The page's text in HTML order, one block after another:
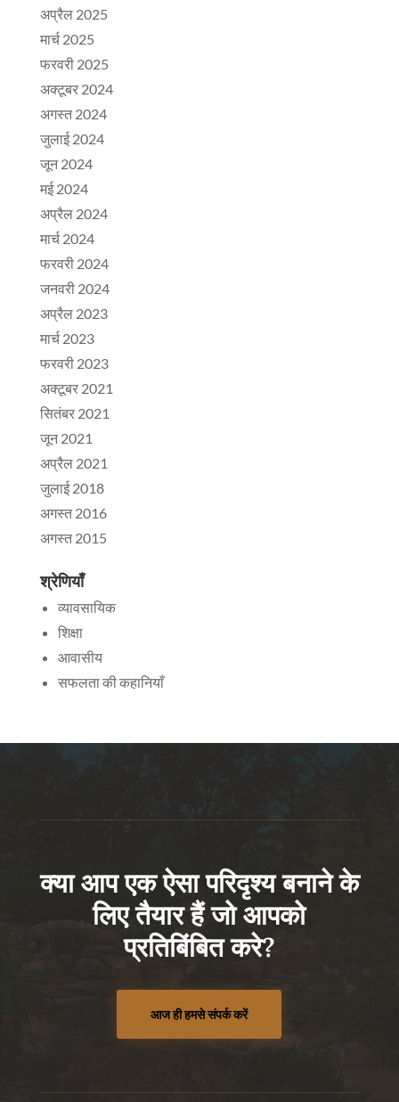
अप्रैल 2025
मार्च 2025
फरवरी 2025
अक्टूबर 2024
अगस्त 2024
जुलाई 2024
जून 2024
मई 2024
अप्रैल 2024
मार्च 2024
फरवरी 2024
जनवरी 2024
अप्रैल 2023
मार्च 2023
फरवरी 2023
अक्टूबर 2021
सितंबर 2021
जून 2021
अप्रैल 2021
जुलाई 2018
अगस्त 2016
अगस्त 2015
श्रेणियाँ
व्यावसायिक
शिक्षा
आवासीय
सफलता की कहानियाँ
क्या आप एक ऐसा परिदृश्य बनाने के
लिए तैयार हैं जो आपको
प्रतिबिंबित करे?
आज ही हमसे संपर्क करें